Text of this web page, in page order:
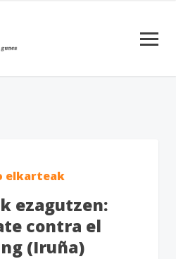
elkarteak
ezagutzen:
contra el
(Iruña)